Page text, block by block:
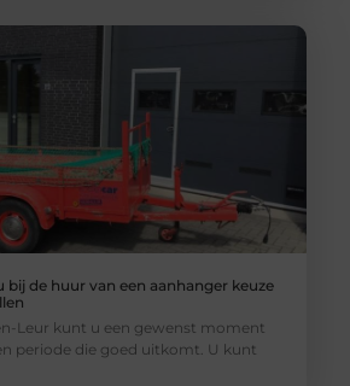
bij de huur van een aanhanger keuze
Leur kunt u een gewenst moment
periode die goed uitkomt. U kunt